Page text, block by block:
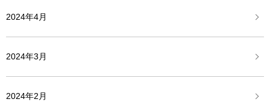
2024年4月
2024年3月
2024年2月